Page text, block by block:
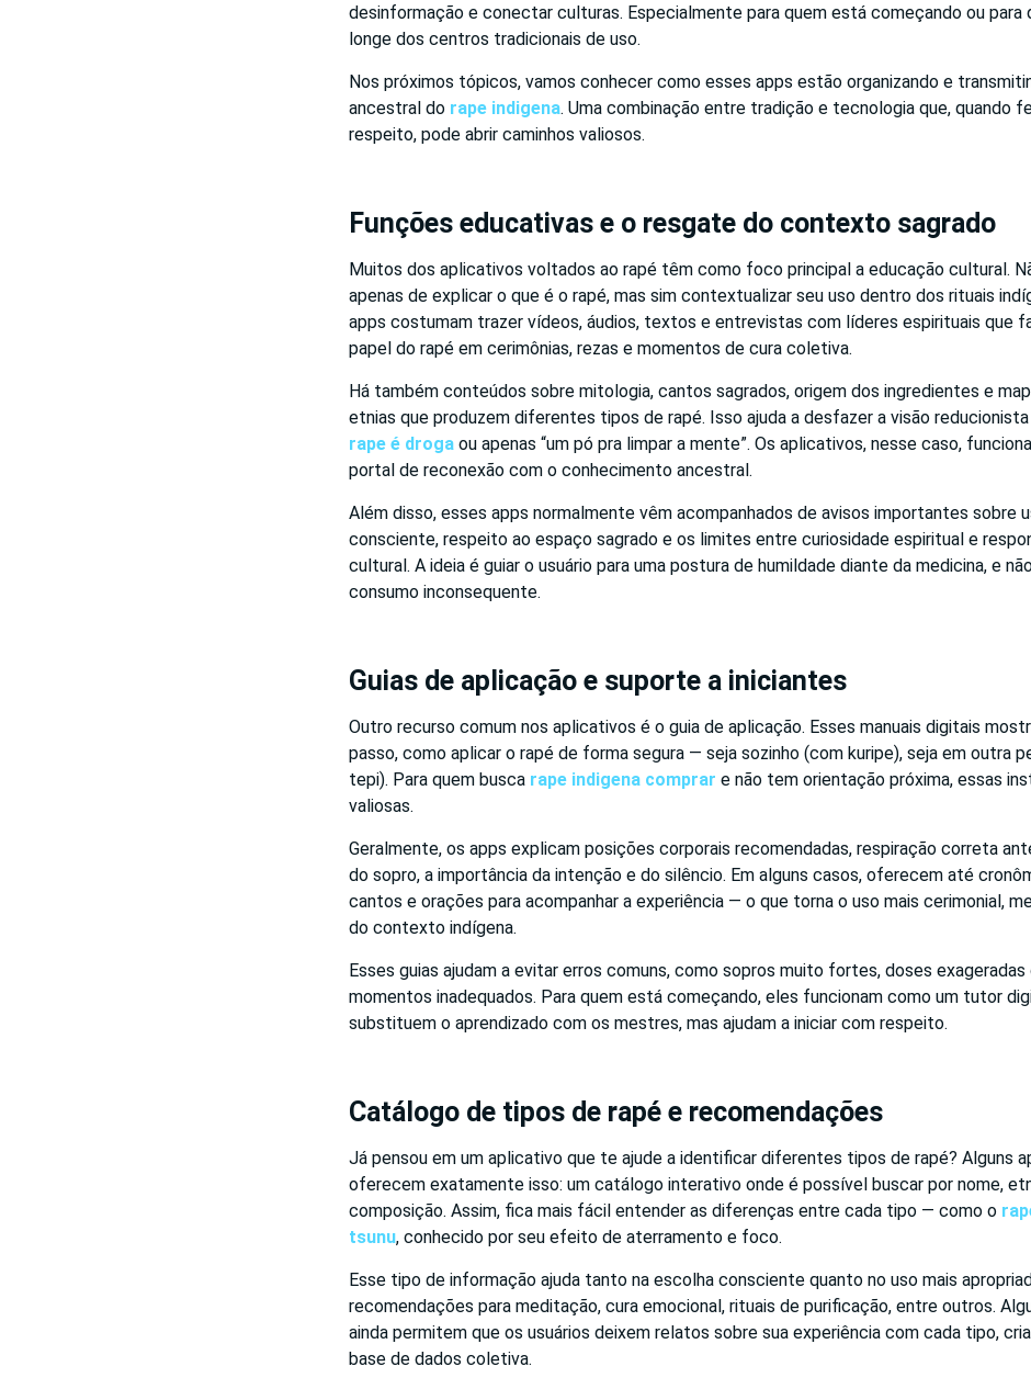
desinformação e conectar culturas. Especialmente para quem está começando ou para
longe dos centros tradicionais de uso.
Nos próximos tópicos, vamos conhecer como esses apps estão organizando e
ancestral do rape indigena. Uma combinação entre tradição e tecnologia que, quando
respeito, pode abrir caminhos valiosos.
Funções educativas e o resgate do contexto sagrado
Muitos dos aplicativos voltados ao rapé têm como foco principal a educação cultural.
apenas de explicar o que é o rapé, mas sim contextualizar seu uso dentro dos rituais
apps costumam trazer vídeos, áudios, textos e entrevistas com líderes espirituais que
papel do rapé em cerimônias, rezas e momentos de cura coletiva.
Há também conteúdos sobre mitologia, cantos sagrados, origem dos ingredientes e
etnias que produzem diferentes tipos de rapé. Isso ajuda a desfazer a visão
rape é droga ou apenas “um pó pra limpar a mente”. Os aplicativos, nesse caso,
portal de reconexão com o conhecimento ancestral.
Além disso, esses apps normalmente vêm acompanhados de avisos importantes sobre
consciente, respeito ao espaço sagrado e os limites entre curiosidade espiritual e
cultural. A ideia é guiar o usuário para uma postura de humildade diante da medicina, e
consumo inconsequente.
Guias de aplicação e suporte a iniciantes
Outro recurso comum nos aplicativos é o guia de aplicação. Esses manuais digitais
passo, como aplicar o rapé de forma segura — seja sozinho (com kuripe), seja em outra
tepi). Para quem busca rape indigena comprar e não tem orientação próxima, essas
valiosas.
Geralmente, os apps explicam posições corporais recomendadas, respiração correta
do sopro, a importância da intenção e do silêncio. Em alguns casos, oferecem até
cantos e orações para acompanhar a experiência — o que torna o uso mais cerimonial,
do contexto indígena.
Esses guias ajudam a evitar erros comuns, como sopros muito fortes, doses exageradas
momentos inadequados. Para quem está começando, eles funcionam como um tutor
substituem o aprendizado com os mestres, mas ajudam a iniciar com respeito.
Catálogo de tipos de rapé e recomendações
Já pensou em um aplicativo que te ajude a identificar diferentes tipos de rapé? Alguns
oferecem exatamente isso: um catálogo interativo onde é possível buscar por nome,
composição. Assim, fica mais fácil entender as diferenças entre cada tipo — como o
tsunu, conhecido por seu efeito de aterramento e foco.
Esse tipo de informação ajuda tanto na escolha consciente quanto no uso mais
recomendações para meditação, cura emocional, rituais de purificação, entre outros.
ainda permitem que os usuários deixem relatos sobre sua experiência com cada tipo,
base de dados coletiva.